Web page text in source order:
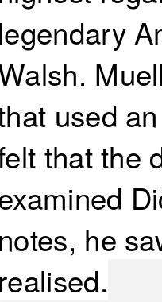
legendary
used
that the
notes, he
realised.